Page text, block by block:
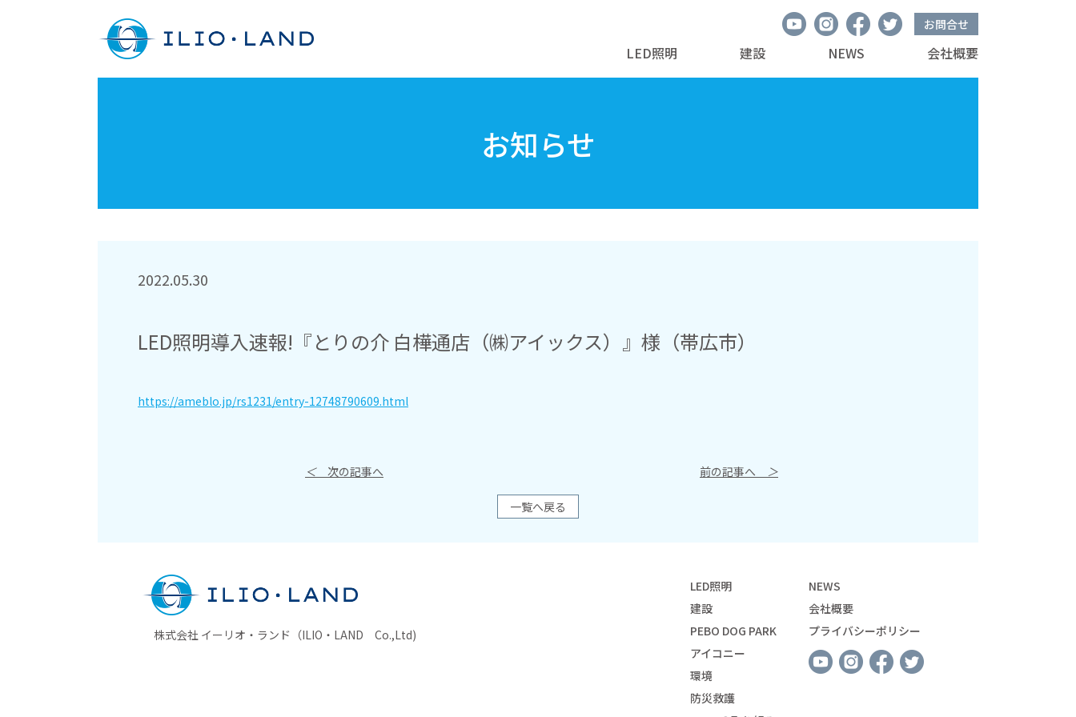
お問合せ
LED照明 建設 NEWS 会社概要
お知らせ
2022.05.30
LED照明導入速報!『とりの介 白樺通店（㈱アイックス）』様（帯広市）
https://ameblo.jp/rs1231/entry-12748790609.html
＜次の記事へ 前の記事へ ＞
一覧へ戻る
株式会社 イーリオ・ランド（ILIO・LAND Co.,Ltd)
LED照明
建設
PEBO DOG PARK
アイコニー
環境
防災救護
NEWS
会社概要
プライバシーポリシー